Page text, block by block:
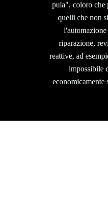
pula", coloro che
quelli che non
riparazione,
reattive, ad
impossibile
economicamente